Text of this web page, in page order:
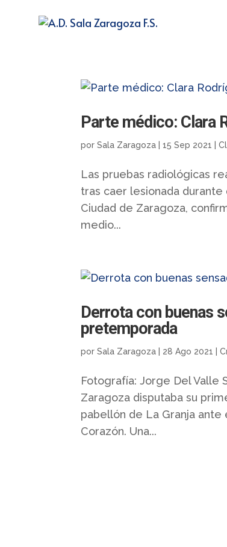
Parte médico: Clara
porSala Zaragoza |15 Sep 2021 |
Las pruebas radiológicas
tras caer lesionada
Ciudad de Zaragoza,
medio...
Derrota con buenas
pretemporada
porSala Zaragoza 28 Ago 2021 |
Fotografía: Jorge Del Valle
Zaragoza disputaba su
pabellón de La Granja ante
Corazón. Una...